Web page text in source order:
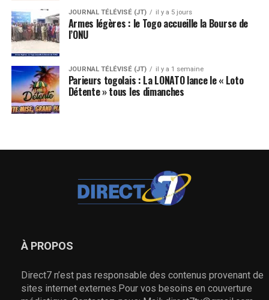
JOURNAL TÉLÉVISÉ (JT) il y a 5 jours
Armes légères : le Togo accueille la Bourse de
l’ONU
JOURNAL TÉLÉVISÉ (JT) il y a 1 semaine
Parieurs togolais : La LONATO lance le « Loto
Détente » tous les dimanches
À PROPOS
Direct7 n’est pas responsable des contenus provenant de
sites internet externes.Pour vos besoins en couverture